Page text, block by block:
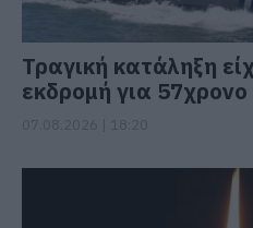
Τραγική κατάληξη
εκδρομή για 57χρονο